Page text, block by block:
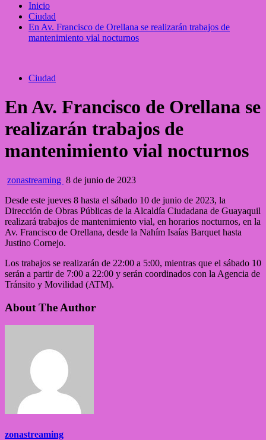
Inicio
Ciudad
En Av. Francisco de Orellana se realizarán trabajos de
mantenimiento vial nocturnos
Ciudad
En Av. Francisco de Orellana se
realizarán trabajos de
mantenimiento vial nocturnos
zonastreaming 8 de junio de 2023
Desde este jueves 8 hasta el sábado 10 de junio de 2023, la
Dirección de Obras Públicas de la Alcaldía Ciudadana de Guayaquil
realizará trabajos de mantenimiento vial, en horarios nocturnos, en la
Av. Francisco de Orellana, desde la Nahím Isaías Barquet hasta
Justino Cornejo.
Los trabajos se realizarán de 22:00 a 5:00, mientras que el sábado 10
serán a partir de 7:00 a 22:00 y serán coordinados con la Agencia de
Tránsito y Movilidad (ATM).
About The Author
zonastreaming